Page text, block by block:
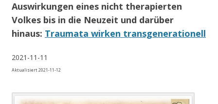
Auswirkungen eines nicht therapierten
Volkes bis in die Neuzeit und darüber
hinaus: Traumata wirken transgenerationell
2021-11-11
Aktualisiert 2021-11-12